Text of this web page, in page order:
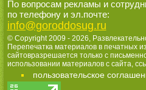
По вопросам рекламы и
по телефону и эл.почте:
info@goroddosug.ru
© Copyright 2009 - 2026,
Перепечатка материалов в печатных
сайтовразрешается только с
использовании материалов с сайта,
пользовательское